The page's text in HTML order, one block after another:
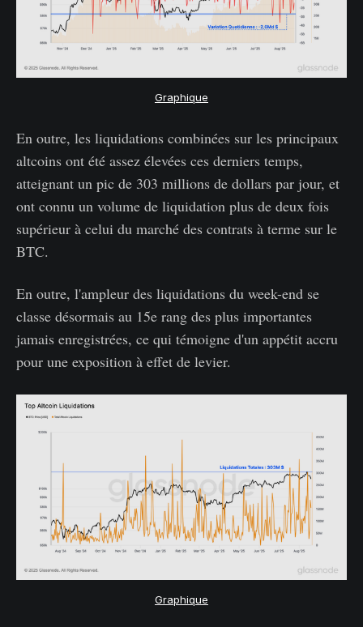
Graphique
En outre, les liquidations combinées sur les principaux
altcoins ont été assez élevées ces derniers temps,
atteignant un pic de 303 millions de dollars par jour, et
ont connu un volume de liquidation plus de deux fois
supérieur à celui du marché des contrats à terme sur le
BTC.
En outre, l'ampleur des liquidations du week-end se
classe désormais au 15e rang des plus importantes
jamais enregistrées, ce qui témoigne d'un appétit accru
pour une exposition à effet de levier.
Graphique